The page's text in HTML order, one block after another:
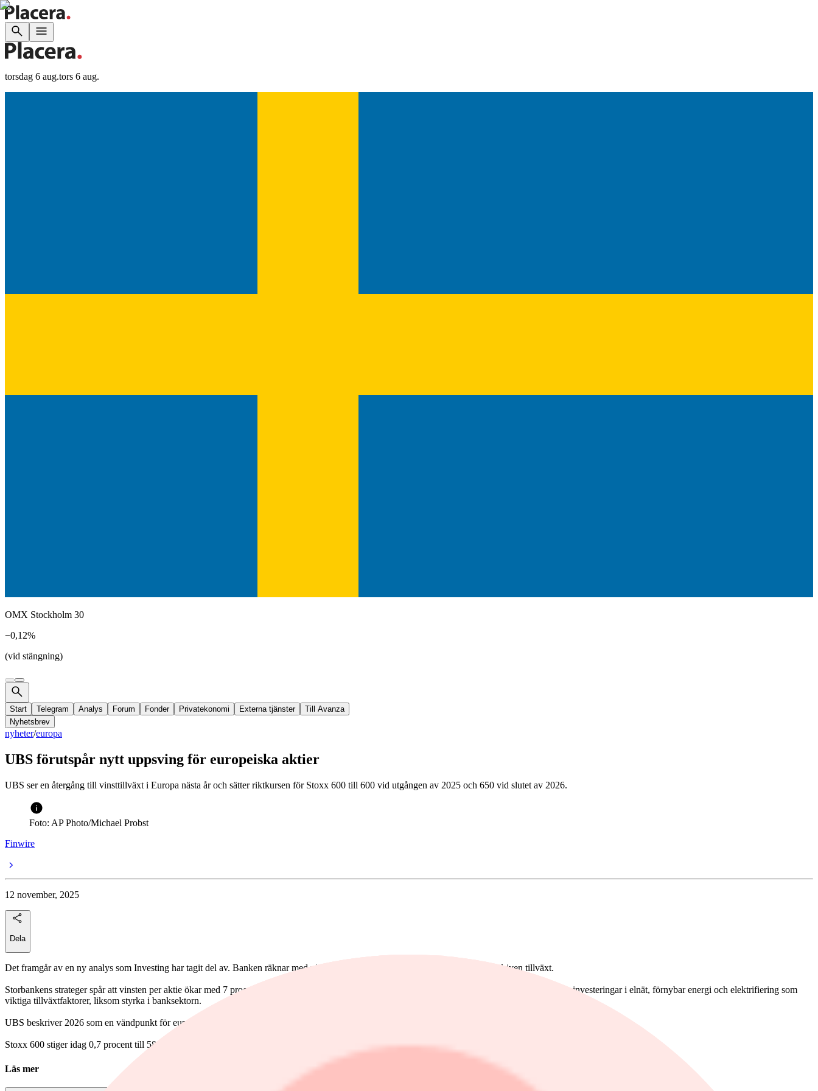
torsdag 6 aug.tors 6 aug.
OMX Stockholm 30
−0,12%
(vid stängning)
Start Telegram Analys Forum Fonder Privatekonomi Externa tjänster
Till Avanza
Nyhetsbrev
nyheter/europa
UBS förutspår nytt uppsving för europeiska aktier
UBS ser en återgång till vinsttillväxt i Europa nästa år och sätter riktkursen för Stoxx 600 till 600 vid utgången av 2025 och 650 vid slutet av 2026.
Foto: AP Photo/Michael Probst
Finwire
12 november, 2025
Dela
Det framgår av en ny analys som Investing har tagit del av. Banken räknar med viss värderingsuppgång först och därefter resultatdriven tillväxt.
Storbankens strateger spår att vinsten per aktie ökar med 7 procent nästa år, något som dock ligger under konsensus på 10-11 procent. Banken lyfter investeringar i elnät, förnybar energi och elektrifiering som
viktiga tillväxtfaktorer, liksom styrka i banksektorn.
UBS beskriver 2026 som en vändpunkt för europeiska aktier och ser störst potential i sektorer som verkstad, finans, telekom och energiomställning.
Stoxx 600 stiger idag 0,7 procent till 584,3.
Läs mer